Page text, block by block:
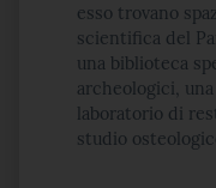
esso trovano
scientifica del
una biblioteca
archeologici,
laboratorio di
studio